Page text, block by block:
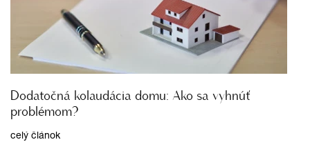
Dodatočná kolaudácia domu: Ako sa vyhnúť
problémom?
celý článok